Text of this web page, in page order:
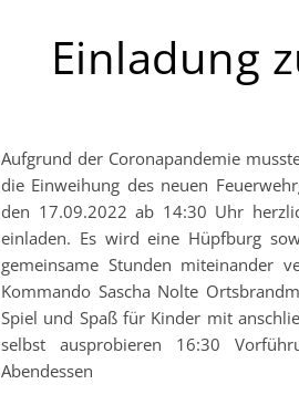
Einladung
Aufgrund der Coronapandemie
die Einweihung des neuen
den 17.09.2022 ab 14:30 Uhr
einladen. Es wird eine Hüpfburg
gemeinsame Stunden miteinander
Kommando Sascha Nolte
Spiel und Spaß für Kinder mit
selbst ausprobieren 16:30
Abendessen